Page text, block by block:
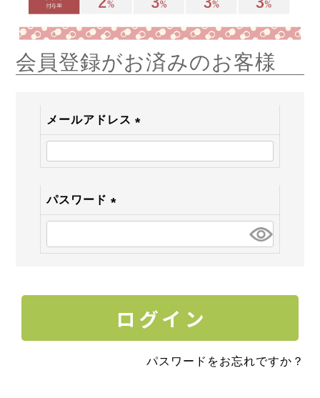
会員登録がお済みのお客様
メールアドレス
(必
須)
パスワード
(必
パスワードをお忘れですか？